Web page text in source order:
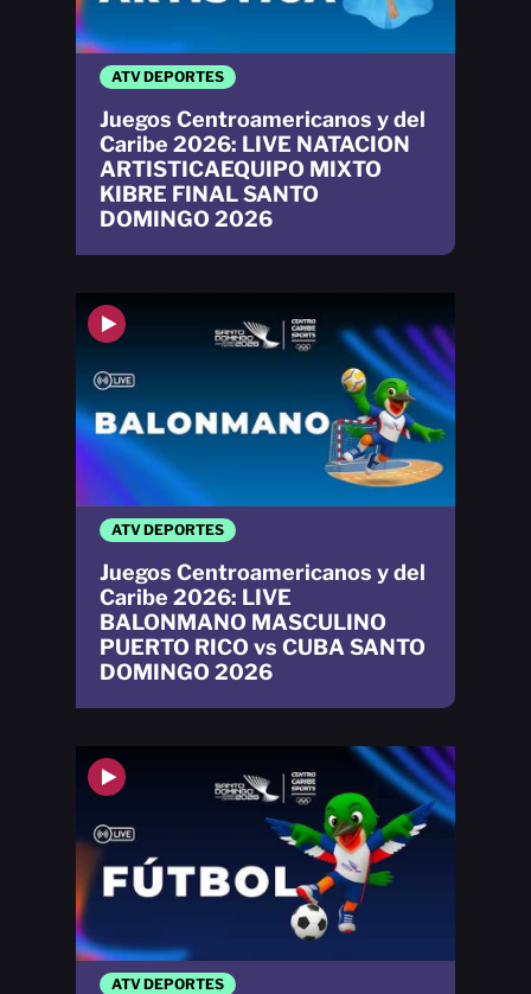
ATV DEPORTES
ATV DEPORTES
Juegos Centroamericanos y del
Caribe 2026: LIVE
BALONMANO MASCULINO
PUERTO RICO vs CUBA SANTO
DOMINGO 2026
ATV DEPORTES
Juegos Centroamericanos y del
Caribe 2026: LIVE NATACION
ARTISTICAEQUIPO MIXTO
KIBRE FINAL SANTO
DOMINGO 2026